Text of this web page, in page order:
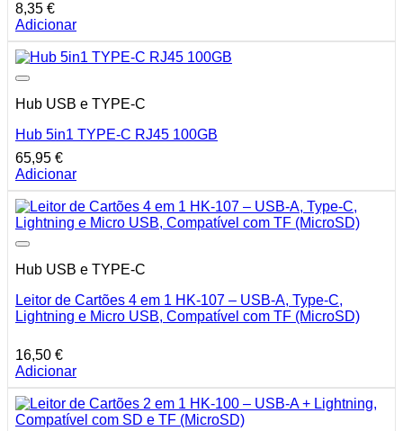
8,35 €
Adicionar
Hub USB e TYPE-C
Hub 5in1 TYPE-C RJ45 100GB
65,95 €
Adicionar
Hub USB e TYPE-C
Leitor de Cartões 4 em 1 HK-107 – USB-A, Type-C,
Lightning e Micro USB, Compatível com TF (MicroSD)
16,50 €
Adicionar